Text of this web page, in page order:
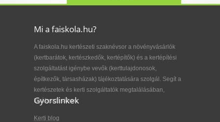
Mi a faiskola.hu?
A faiskola.hu kertészeti szaknévsor a növényvásárlók
(kertbarátok, kertészkedők, kertépítők) és a kertépítési
szolgáltatást igénybe vevők (kerttulajdonosok,
építkezők, társasházak) tájékoztatására szolgál. Segít a
kertészetek és kerti szolgáltatók megtalálásában,
kiválasztásában.
Gyorslinkek
Kerti blog